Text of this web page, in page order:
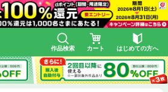
作品検索 カート はじめての方へ